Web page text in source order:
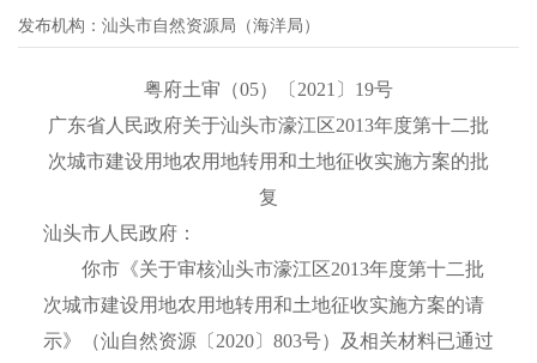
发布机构： 汕头市自然资源局（海洋局）
粤府土审（05）〔2021〕19号
广东省人民政府关于汕头市濠江区2013年度第十二批
次城市建设用地农用地转用和土地征收实施方案的批
复
汕头市人民政府：
你市《关于审核汕头市濠江区2013年度第十二批
次城市建设用地农用地转用和土地征收实施方案的请
示》（汕自然资源〔2020〕803号）及相关材料已通过